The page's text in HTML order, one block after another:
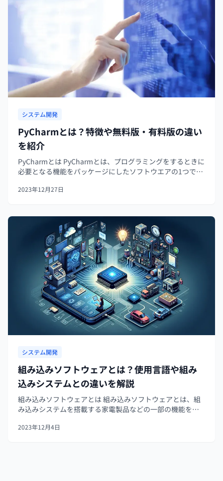
システム開発
PyCharmとは？特徴や無料版・有料版の違い
を紹介
PyCharmとは PyCharmとは、プログラミングをするときに
必要となる機能をパッケージにしたソフトウエアの1つで、
Pythonプログラミング専用に開発されているため、開...
2023年12月27日
システム開発
組み込みソフトウェアとは？使用言語や組み
込みシステムとの違いを解説
組み込みソフトウェアとは 組み込みソフトウェアとは、組
み込みシステムを搭載する家電製品などの一部の機能を制
であれば、スイッチが入ったときに何kwhの電力を出力す
2023年12月4日